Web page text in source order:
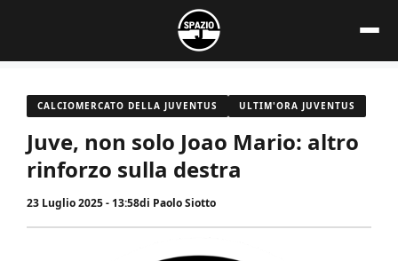
contenuto
CALCIOMERCATO DELLA JUVENTUS ULTIM'ORA JUVENTUS
Juve, non solo Joao Mario: altro
rinforzo sulla destra
23 Luglio 2025 - 13:58di Paolo Siotto